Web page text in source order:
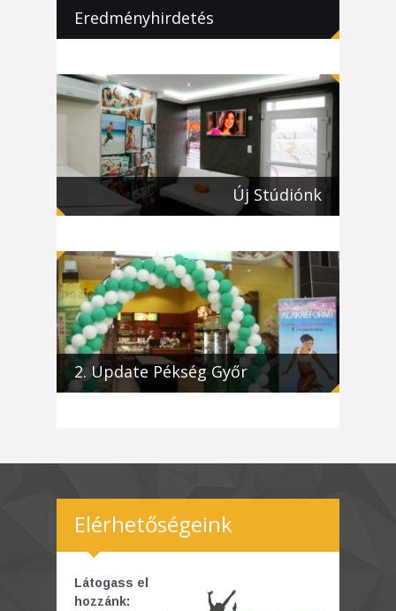
Eredményhirdetés
Új Stúdiónk
2. Update Pékség Győr
Elérhetőségeink
Látogass el
hozzánk: